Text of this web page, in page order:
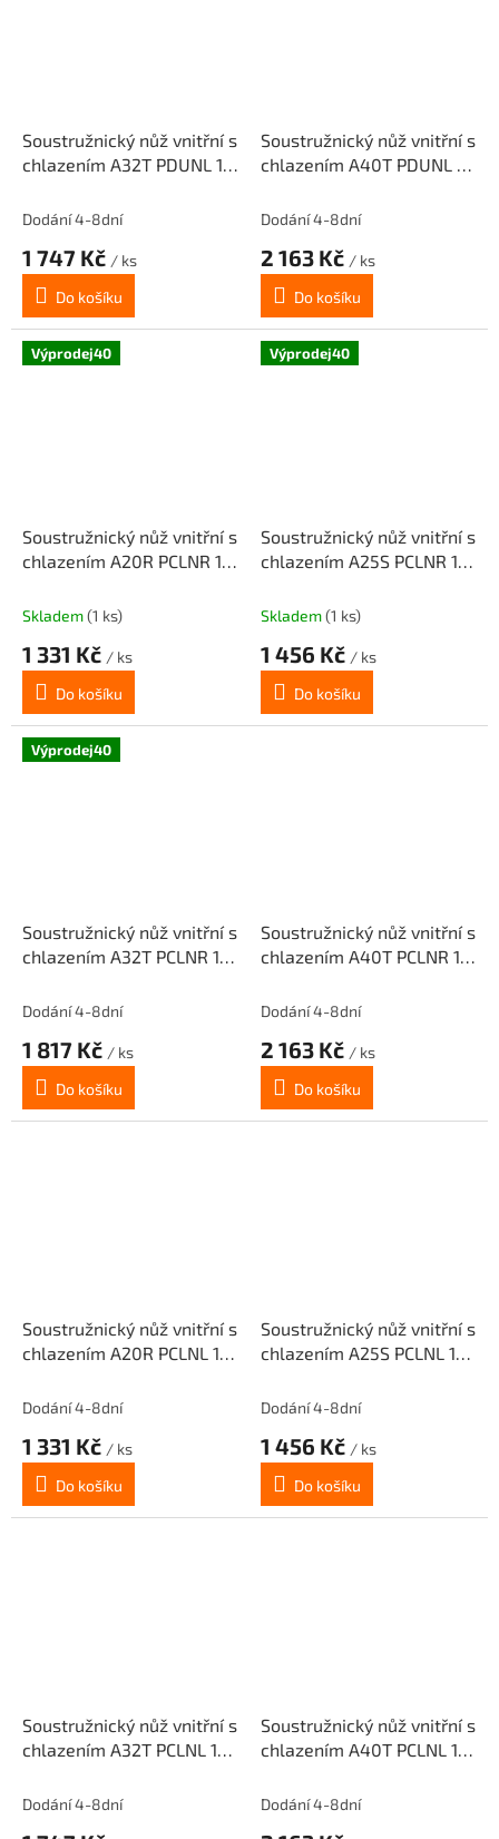
Soustružnický nůž vnitřní s
chlazením A32T PDUNL 15
(levý)
Dodání 4-8dní
1 747 Kč / ks
Do košíku
Soustružnický nůž vnitřní s
chlazením A40T PDUNL 15
(levý)
Dodání 4-8dní
2 163 Kč / ks
Do košíku
Výprodej40
Soustružnický nůž vnitřní s
chlazením A20R PCLNR 12
(pravý)
Skladem(1 ks)
1 331 Kč / ks
Do košíku
Výprodej40
Soustružnický nůž vnitřní s
chlazením A25S PCLNR 12
(pravý)
Skladem(1 ks)
1 456 Kč / ks
Do košíku
Výprodej40
Soustružnický nůž vnitřní s
chlazením A32T PCLNR 12
(pravý)
Dodání 4-8dní
1 817 Kč / ks
Do košíku
Soustružnický nůž vnitřní s
chlazením A40T PCLNR 12
(pravý)
Dodání 4-8dní
2 163 Kč / ks
Do košíku
Soustružnický nůž vnitřní s
chlazením A20R PCLNL 12
(levý)
Dodání 4-8dní
1 331 Kč / ks
Do košíku
Soustružnický nůž vnitřní s
chlazením A25S PCLNL 12
(levý)
Dodání 4-8dní
1 456 Kč / ks
Do košíku
Soustružnický nůž vnitřní s
chlazením A32T PCLNL 12
(levý)
Dodání 4-8dní
Soustružnický nůž vnitřní s
chlazením A40T PCLNL 12
(levý)
Dodání 4-8dní